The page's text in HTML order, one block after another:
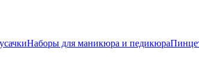
Наборы для маникюра и педикюра